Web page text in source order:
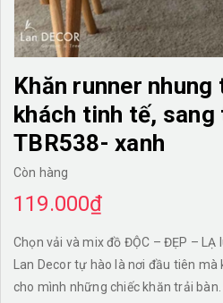
TƯ VẤN LIÊN HỆ
Khăn runner
khách tinh tế, sang
TBR538- xanh
Còn hàng
119.000₫
Chọn vải và mix đồ ĐỘC – ĐẸP – LẠ
Lan Decor tự hào là nơi đầu tiên
cho mình những chiếc khăn trải